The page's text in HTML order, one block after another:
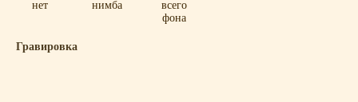
нет нимба
всего
фона
Гравировка